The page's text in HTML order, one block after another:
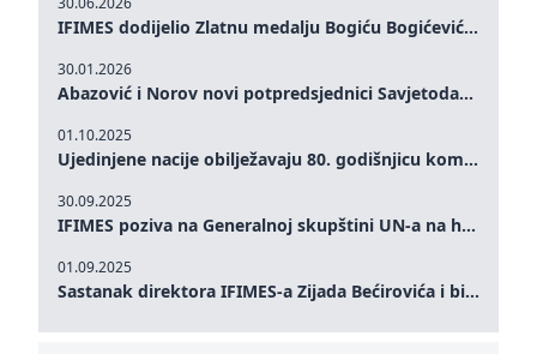
IFIMES dodijelio Zlatnu medalju Bogiću Bogićeviću za izuzetan doprinos demokratskim vrijednostima i miru
30.01.2026
Abazović i Norov novi potpredsjednici Savjetodavnog odbora IFIMES-a
01.10.2025
Ujedinjene nacije obilježavaju 80. godišnjicu komemoracijom na visokom nivou: Eileen Dong predstavlja IFIMES u oblasti ženskog liderstva, unapređenja mira, pravde, rodne ravnopravnosti i održivog razvoja
30.09.2025
IFIMES poziva na Generalnoj skupštini UN-a na hitna ulaganja u mentalno zdravlje i sisteme njege proširene umjetnom inteligencijom
01.09.2025
Sastanak direktora IFIMES-a Zijada Bećirovića i bivšeg premijera Crne Gore Dritana Abazovića